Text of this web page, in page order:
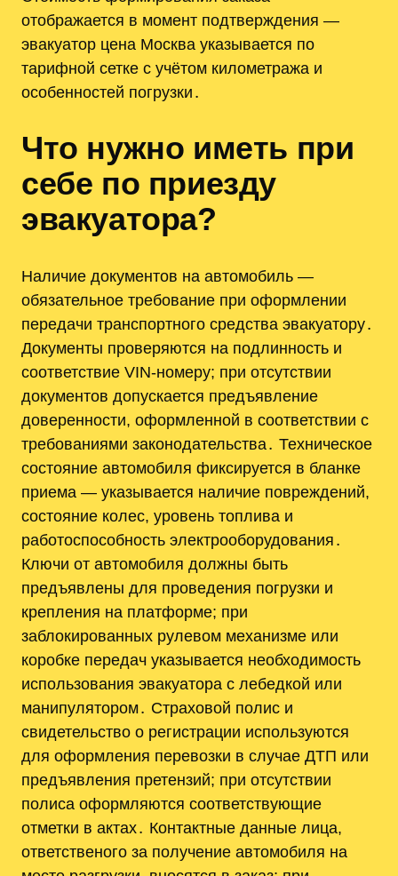
отображается в момент подтверждения —
эвакуатор цена Москва указывается по
тарифной сетке с учётом километража и
особенностей погрузки․
Что нужно иметь при
себе по приезду
эвакуатора?
Наличие документов на автомобиль —
обязательное требование при оформлении
передачи транспортного средства эвакуатору․
Документы проверяются на подлинность и
соответствие VIN-номеру; при отсутствии
документов допускается предъявление
доверенности, оформленной в соответствии с
требованиями законодательства․ Техническое
состояние автомобиля фиксируется в бланке
приема — указывается наличие повреждений,
состояние колес, уровень топлива и
работоспособность электрооборудования․
Ключи от автомобиля должны быть
предъявлены для проведения погрузки и
крепления на платформе; при
заблокированных рулевом механизме или
коробке передач указывается необходимость
использования эвакуатора с лебедкой или
манипулятором․ Страховой полис и
свидетельство о регистрации используются
для оформления перевозки в случае ДТП или
предъявления претензий; при отсутствии
полиса оформляются соответствующие
отметки в актах․ Контактные данные лица,
ответственого за получение автомобиля на